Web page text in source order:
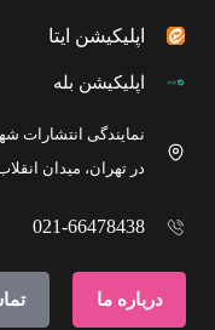
اپلیکیشن ایتا
اپلیکیشن بله
نمایندگی انتشارات
در تهران، میدان
021-66478438
درباره ما